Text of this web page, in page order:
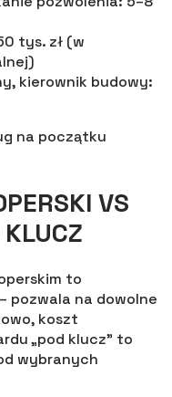
tys. zł (w
kierownik budowy:
na początku
VS
to
pozwala na dowolne
koszt
„pod klucz” to
wybranych